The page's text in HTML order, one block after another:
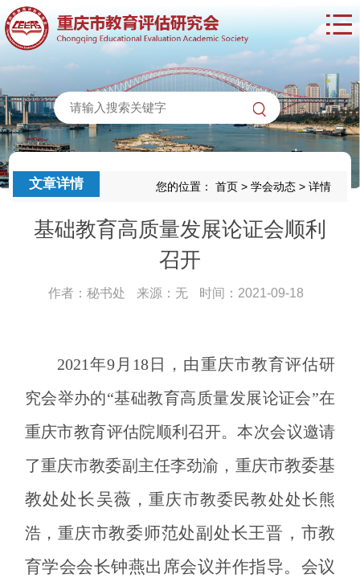
文章详情 您的位置：首页 >学会动态 >详情
基础教育高质量发展论证会顺利
召开
作者：秘书处 来源：无 时间：2021-09-18
2021 年9月 18 日， 由重庆市教育评估研
究会举办的“基础教育高质量发展论证会”在
重庆市教育评估院顺利召开。本次会议邀请
了重庆市教委副主任李劲渝，重庆市教委基
教处处长吴薇 ，重庆市教委民教处处长熊
浩，重庆市教委师范处副处长王晋，市教
育学会会长钟燕出席会议并作指导。会议